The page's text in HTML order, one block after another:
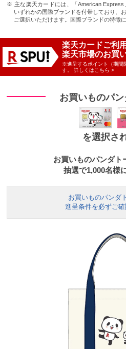
※ 主な楽天カードには、「American
いずれかの国際ブランドを付帯しており、
ご選択いただけます。国際ブランドの特徴
楽天カードご利
楽天市場のお買
※進呈するポイント（期間
す。 詳しくはこちら >
お買いものパ
を選択さ
お買いものパンダト
抽選で1,000名様
お買いものパンダ
進呈条件を必ずご確